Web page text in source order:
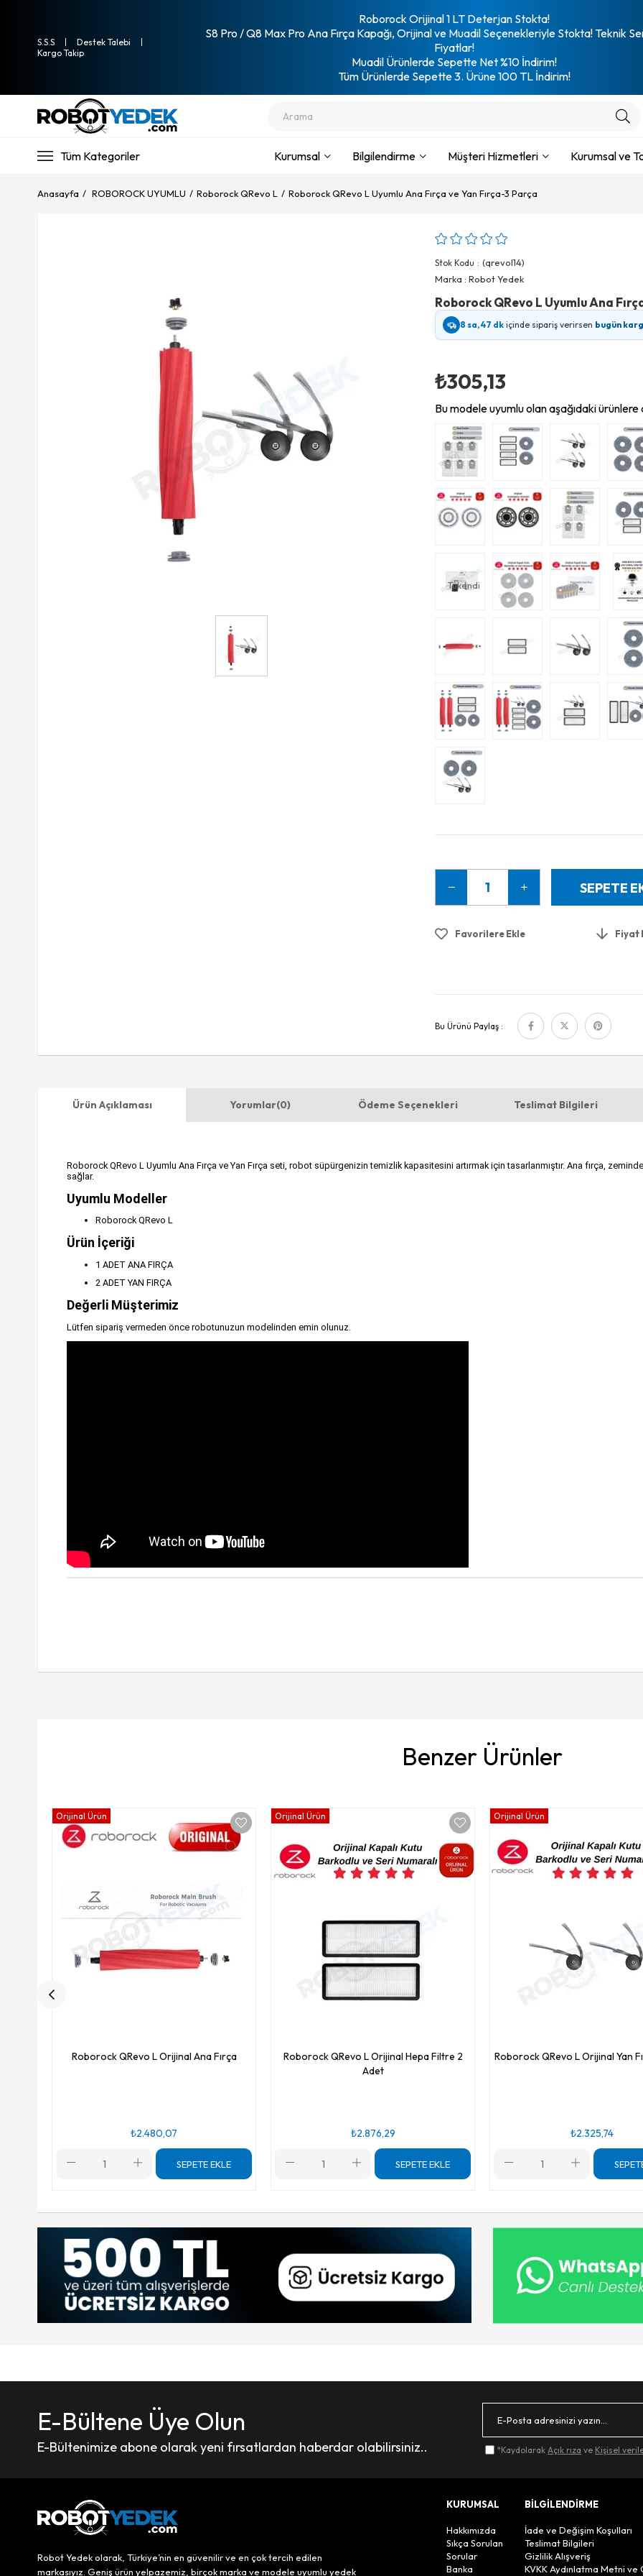
S.S.S
Destek Talebi
Kargo Takip
Roborock Orijinal 1 LT Deterjan Stokta!
S8 Pro / Q8 Max Pro Ana Fırça Kapağı, Orijinal ve Muadil Seçenekleriyle Stokta! Teknik
Fiyatlar!
Muadil Ürünlerde Sepette Net %10 İndirim!
Tüm Ürünlerde Sepette 3. Ürüne 100 TL İndirim!
Tüm Kategoriler Kurumsal Bilgilendirme Müşteri Hizmetleri Kurumsal ve
Anasayfa ROBOROCK UYUMLU Roborock QRevo L Roborock QRevo L Uyumlu Ana Fırça ve Yan Fırça-3 Parça
Stok Kodu
(qrevol14)
Marka : Robot Yedek
Roborock QRevo L Uyumlu Ana
8 sa, 47 dk içinde sipariş verirsen bugün
₺305,13
Bu modele uyumlu olan aşağıdaki
Tükendi
Favorilere Ekle Fiyat
Bu Ürünü Paylaş :
Ürün Açıklaması Yorumlar(0) Ödeme Seçenekleri Teslimat Bilgileri
Roborock QRevo L Uyumlu Ana Fırça ve Yan Fırça seti, robot süpürgenizin temizlik kapasitesini artırmak için tasarlanmıştır. Ana fırça,
sağlar.
Uyumlu Modeller
Roborock QRevo L
Ürün İçeriği
1 ADET ANA FIRÇA
2 ADET YAN FIRÇA
Değerli Müşterimiz
Lütfen sipariş vermeden önce robotunuzun modelinden emin olunuz.
Benzer Ürünler
Roborock QRevo L Orijinal Ana Fırça
₺2.480,07
SEPETE EKLE
Orijinal Ürün
Roborock QRevo L Orijinal Hepa Filtre 2
Adet
₺2.876,29
SEPETE EKLE
Orijinal Ürün
Roborock QRevo L Orijinal Yan
₺2.325,74
Orijinal Ürün
E-Bültene Üye Olun
E-Bültenimize abone olarak yeni fırsatlardan haberdar olabilirsiniz.. *Kaydolarak Açık rıza ve Kişisel
Robot Yedek olarak, Türkiye’nin en güvenilir ve en çok tercih edilen
markasıyız. Geniş ürün yelpazemiz, birçok marka ve modele uyumlu yedek
KURUMSAL
Hakkımızda
Sıkça Sorulan
Sorular
Banka
BİLGİLENDİRME
İade ve Değişim Koşulları
Teslimat Bilgileri
Gizlilik Alışveriş
KVKK Aydınlatma Metni ve